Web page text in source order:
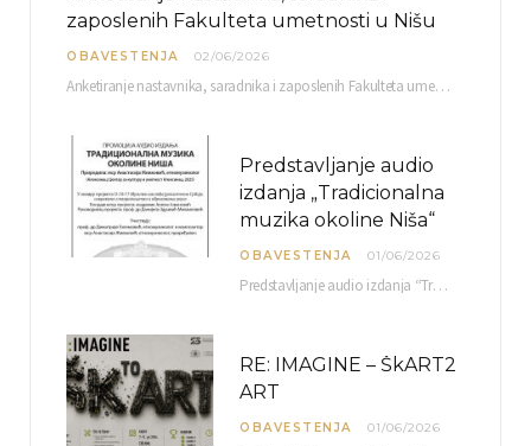
zaposlenih Fakulteta umetnosti u Nišu
OBAVESTENJA 02/06/2026
Anketiranje nastavnika, saradnika i zaposlenih Fakulteta umetnosti u Nišu radi sačinjavanja Izveštaja o samovrednovanju biće…
Predstavljanje audio
izdanja „Tradicionalna
muzika okoline Niša“
OBAVESTENJA 01/06/2026
Predstavljanje audio izdanja “Tradicionalna muzika okoline Niša” organizuje se u okviru projekta O-10-17 Muzičko nasleđe jugoistočne…
RE: IMAGINE – ŠkART2
ART
OBAVESTENJA 01/06/2026